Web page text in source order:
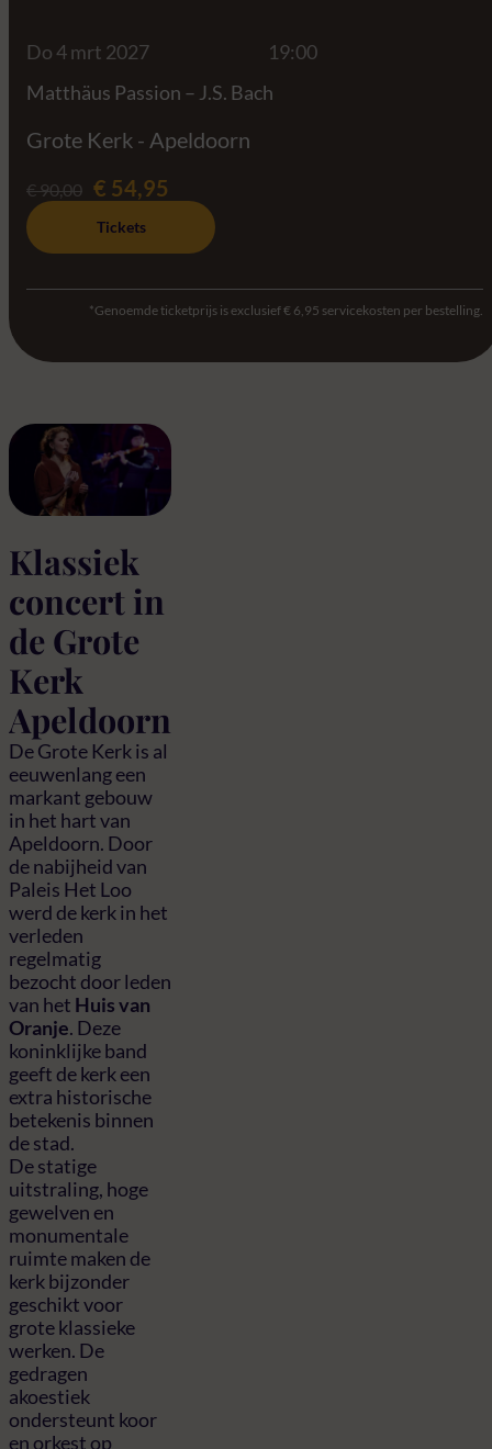
Do 4 mrt 2027
19:00
Matthäus Passion – J.S. Bach
Grote Kerk - Apeldoorn
€ 90,00 € 54,95
Tickets
*Genoemde ticketprijs is exclusief € 6,95 servicekosten per bestelling.
Klassiek
concert in
de Grote
Kerk
Apeldoorn
De Grote Kerk is al
eeuwenlang een
markant gebouw
in het hart van
Apeldoorn. Door
de nabijheid van
Paleis Het Loo
werd de kerk in het
verleden
regelmatig
bezocht door leden
van het Huis van
Oranje. Deze
koninklijke band
geeft de kerk een
extra historische
betekenis binnen
de stad.
De statige
uitstraling, hoge
gewelven en
monumentale
ruimte maken de
kerk bijzonder
geschikt voor
grote klassieke
werken. De
gedragen
akoestiek
ondersteunt koor
en orkest op